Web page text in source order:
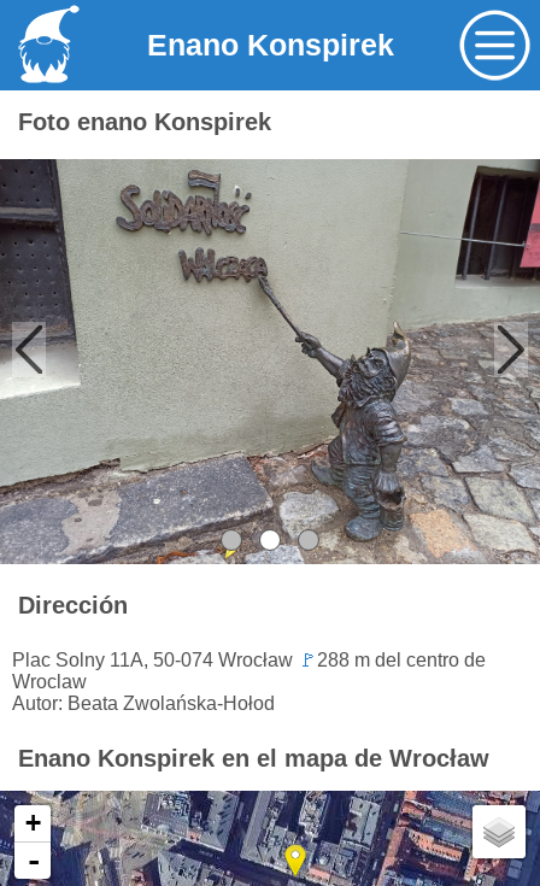
Enano Konspirek
Foto enano Konspirek
Dirección
Plac Solny 11A, 50-074 Wrocław 🚩 288 m del centro de
Wroclaw
Autor: Beata Zwolańska-Hołod
Enano Konspirek en el mapa de Wrocław
+
-